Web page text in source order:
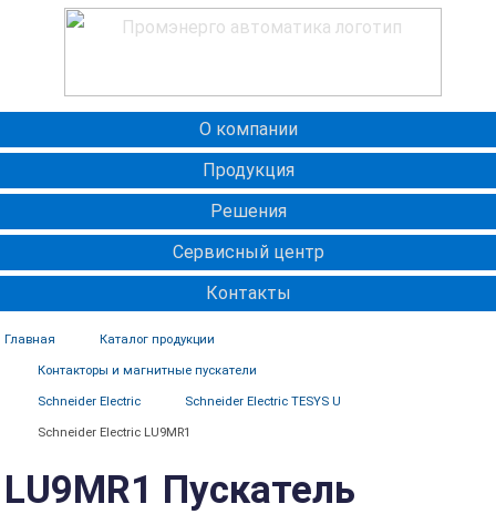
О компании
Продукция
Решения
Сервисный центр
Контакты
Главная Каталог продукции
Контакторы и магнитные пускатели
Schneider Electric Schneider Electric TESYS U
Schneider Electric LU9MR1
LU9MR1 Пускатель